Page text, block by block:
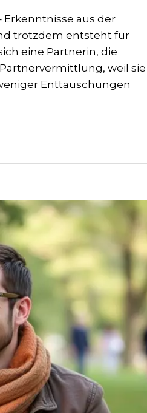
Erkenntnisse aus der
trotzdem entsteht für
eine Partnerin, die
weil sie
Enttäuschungen